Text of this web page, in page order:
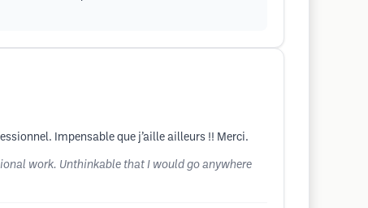
Impensable que j’aille ailleurs !! Merci.
work. Unthinkable that I would go anywhere